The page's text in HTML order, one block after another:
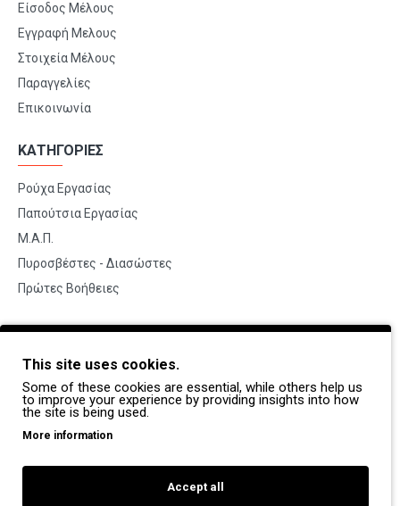
Είσοδος Μέλους
Εγγραφή Μελους
Στοιχεία Μέλους
Παραγγελίες
Επικοινωνία
ΚΑΤΗΓΟΡΙΕΣ
Ρούχα Εργασίας
Παπούτσια Εργασίας
Μ.Α.Π.
Πυροσβέστες - Διασώστες
Πρώτες Βοήθειες
BRANDS
Payper
Dike
Coverguard
Portwest
Exena
This site uses cookies.
Some of these cookies are essential, while others help us
to improve your experience by providing insights into how
the site is being used.
More information
Accept all